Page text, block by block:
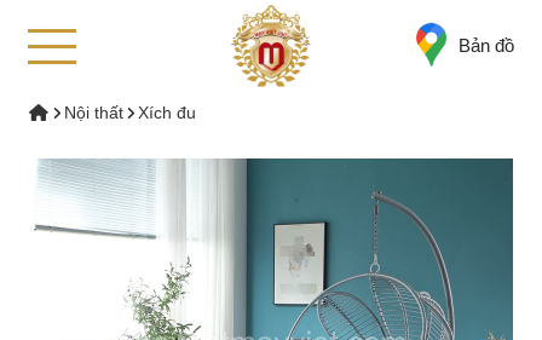
Bản đồ
Nội thất Xích đu